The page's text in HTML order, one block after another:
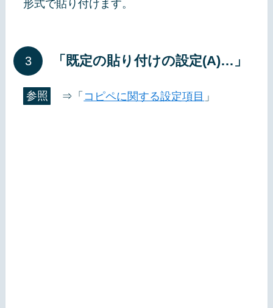
形式で貼り付けます。
「既定の貼り付けの設定(A)…」
参照 ⇒「 コピペに関する設定項目 」